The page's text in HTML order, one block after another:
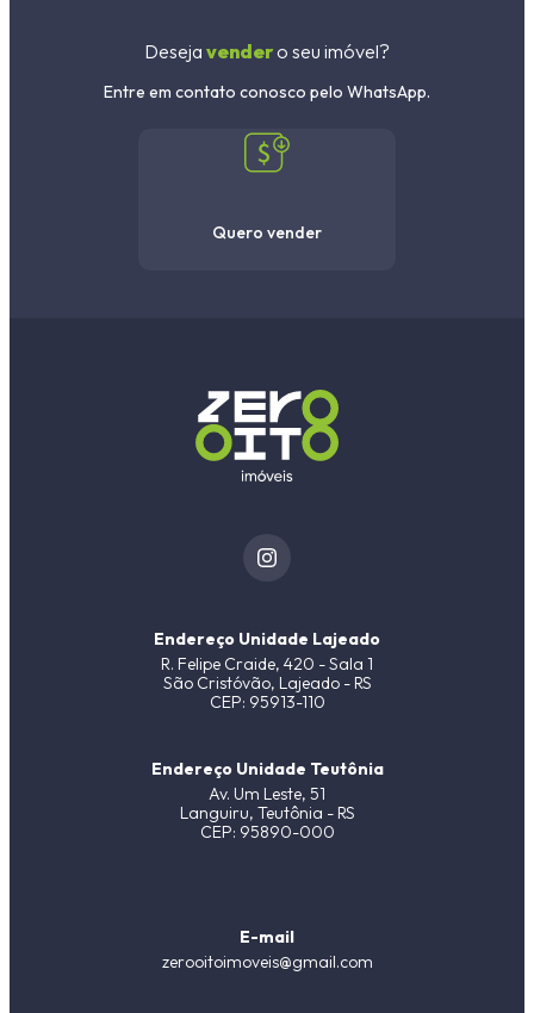
Deseja vendero seu imóvel?
Entre em contato conosco pelo WhatsApp.
Quero vender
Endereço Unidade Lajeado
R. Felipe Craide, 420 - Sala 1
São Cristóvão, Lajeado - RS
CEP: 95913-110
Endereço Unidade Teutônia
Av. Um Leste, 51
Languiru, Teutônia - RS
CEP: 95890-000
E-mail
zerooitoimoveis@gmail.com